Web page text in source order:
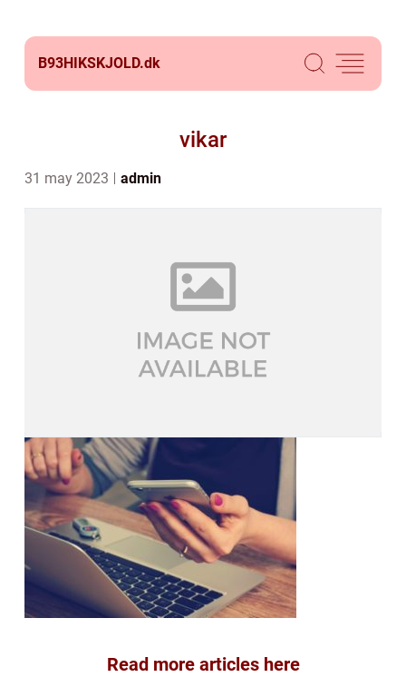
B93HIKSKJOLD.dk
vikar
31 may 2023 admin
Read more articles here